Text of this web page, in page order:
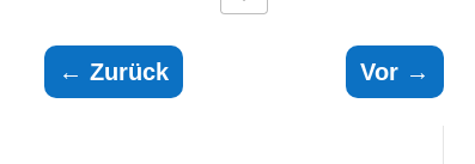
← Zurück Vor→